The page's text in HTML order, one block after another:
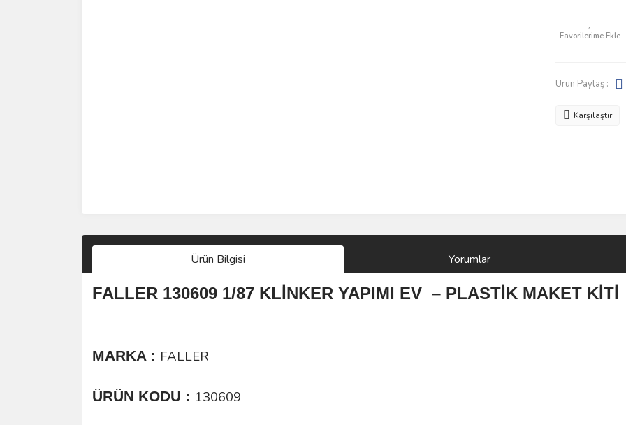
Ürün Paylaş :
Karşılaştır
Ürün Bilgisi Yorumlar
FALLER 130609 1/87 KLİNKER YAPIMI EV – PLASTİK MAKET KİTİ
MARKA : FALLER
ÜRÜN KODU : 130609